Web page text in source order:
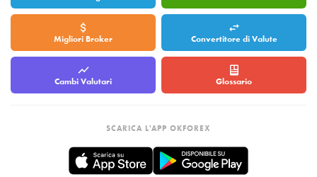
Migliori Broker Convertitore di Valute
Cambi Valutari Glossario
SCARICA L'APP OKFOREX